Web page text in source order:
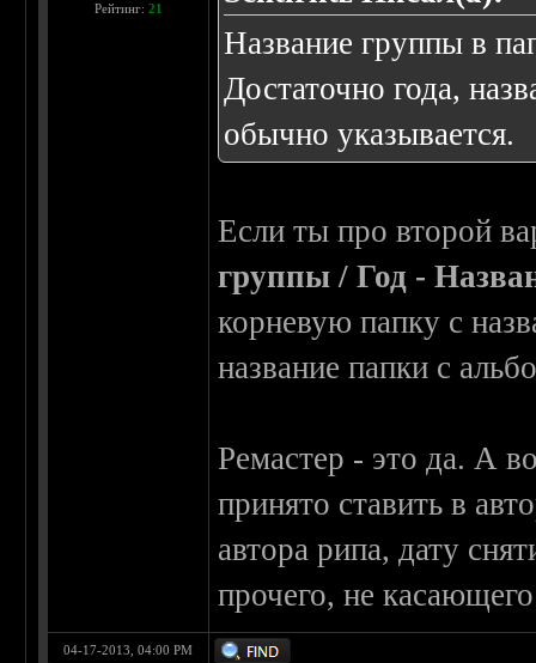
Рейтинг: 21
Название группы в
Достаточно года,
обычно указывается.
Если ты про второй
группы / Год -
корневую папку с
название папки с
Ремастер - это да. А
принято ставить в
автора рипа, дату
прочего, не
04-17-2013, 04:00 PM